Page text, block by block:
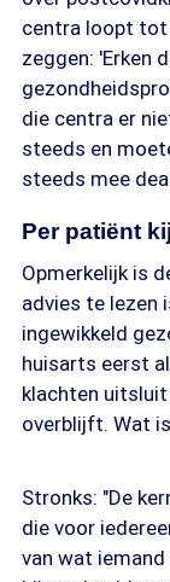
centra loopt tot
zeggen: 'Erken
die centra er
steeds en
steeds mee
Per patiënt
Opmerkelijk is
advies te lezen
ingewikkeld
huisarts eerst
klachten
overblijft. Wat
Stronks: "De
die voor
van wat iemand